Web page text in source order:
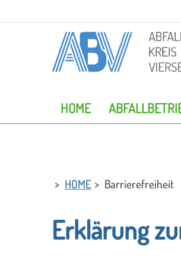
HOME
HOME Barrierefreiheit
Erklärung